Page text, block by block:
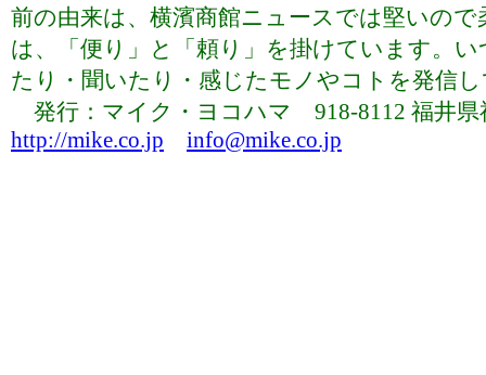
前の由来は、横濱商館ニュースでは堅いの
は、「便り」と「頼り」を掛けています。
たり・聞いたり・感じたモノやコトを発信
発行：マイク・ヨコハマ 918-8112 福井
http://mike.co.jp
info@mike.co.jp